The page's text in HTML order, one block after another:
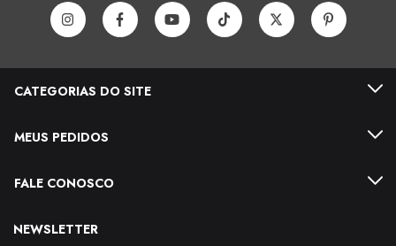
CATEGORIAS DO SITE
MEUS PEDIDOS
FALE CONOSCO
NEWSLETTER